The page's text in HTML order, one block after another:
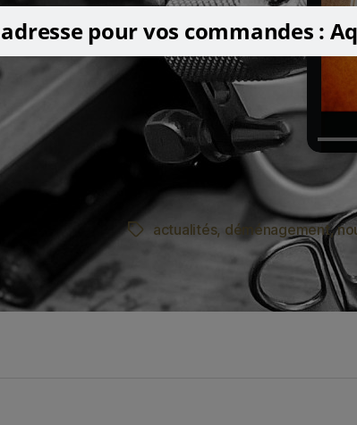
Étiquettes
actualités, déménagement,
pour vos commandes :